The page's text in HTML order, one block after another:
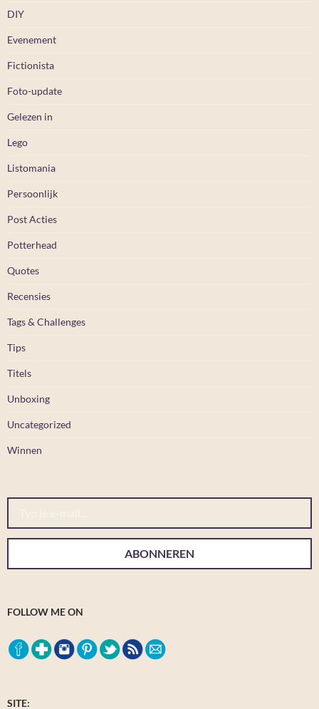
DIY
Evenement
Fictionista
Foto-update
Gelezen in
Lego
Listomania
Persoonlijk
Post Acties
Potterhead
Quotes
Recensies
Tags & Challenges
Tips
Titels
Unboxing
Uncategorized
Winnen
Typ je e-mail...
ABONNEREN
FOLLOW ME ON
SITE: